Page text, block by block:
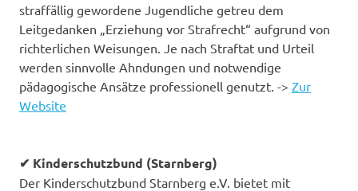
straffällig gewordene Jugendliche getreu dem
Leitgedanken „Erziehung vor Strafrecht“ aufgrund von
richterlichen Weisungen. Je nach Straftat und Urteil
werden sinnvolle Ahndungen und notwendige
pädagogische Ansätze professionell genutzt. -> Zur
Website
✔ Kinderschutzbund (Starnberg)
Der Kinderschutzbund Starnberg e.V. bietet mit